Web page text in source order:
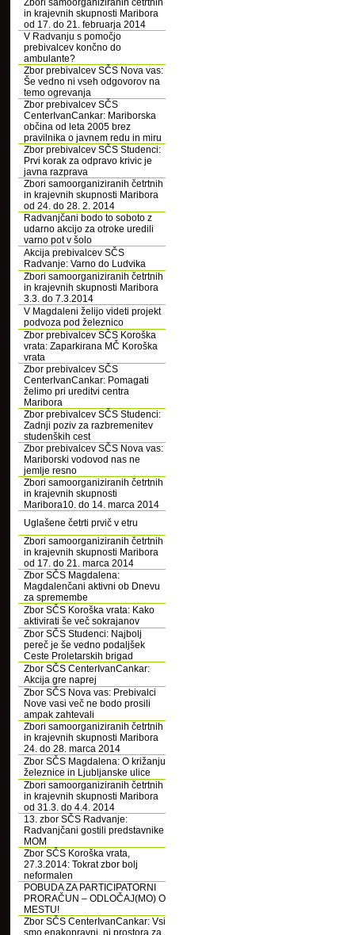
Zbori samoorganiziranih četrtnih
in krajevnih skupnosti Maribora
od 17. do 21. februarja 2014
V Radvanju s pomočjo
prebivalcev končno do
ambulante?
Zbor prebivalcev SČS Nova vas:
Še vedno ni vseh odgovorov na
temo ogrevanja
Zbor prebivalcev SČS
CenterIvanCankar: Mariborska
občina od leta 2005 brez
pravilnika o javnem redu in miru
Zbor prebivalcev SČS Studenci:
Prvi korak za odpravo krivic je
javna razprava
Zbori samoorganiziranih četrtnih
in krajevnih skupnosti Maribora
od 24. do 28. 2. 2014
Radvanjčani bodo to soboto z
udarno akcijo za otroke uredili
varno pot v šolo
Akcija prebivalcev SČS
Radvanje: Varno do Ludvika
Zbori samoorganiziranih četrtnih
in krajevnih skupnosti Maribora
3.3. do 7.3.2014
V Magdaleni želijo videti projekt
podvoza pod železnico
Zbor prebivalcev SČS Koroška
vrata: Zaparkirana MČ Koroška
vrata
Zbor prebivalcev SČS
CenterIvanCankar: Pomagati
želimo pri ureditvi centra
Maribora
Zbor prebivalcev SČS Studenci:
Zadnji poziv za razbremenitev
studenških cest
Zbor prebivalcev SČS Nova vas:
Mariborski vodovod nas ne
jemlje resno
Zbori samoorganiziranih četrtnih
in krajevnih skupnosti
Maribora10. do 14. marca 2014
Uglašene četrti prvič v etru
Zbori samoorganiziranih četrtnih
in krajevnih skupnosti Maribora
od 17. do 21. marca 2014
Zbor SČS Magdalena:
Magdalenčani aktivni ob Dnevu
za spremembe
Zbor SČS Koroška vrata: Kako
aktivirati še več sokrajanov
Zbor SČS Studenci: Najbolj
pereč je še vedno podaljšek
Ceste Proletarskih brigad
Zbor SČS CenterIvanCankar:
Akcija gre naprej
Zbor SČS Nova vas: Prebivalci
Nove vasi več ne bodo prosili
ampak zahtevali
Zbori samoorganiziranih četrtnih
in krajevnih skupnosti Maribora
24. do 28. marca 2014
Zbor SČS Magdalena: O križanju
železnice in Ljubljanske ulice
Zbori samoorganiziranih četrtnih
in krajevnih skupnosti Maribora
od 31.3. do 4.4. 2014
13. zbor SČS Radvanje:
Radvanjčani gostili predstavnike
MOM
Zbor SČS Koroška vrata,
27.3.2014: Tokrat zbor bolj
neformalen
POBUDA ZA PARTICIPATORNI
PRORAČUN – ODLOČAJ(MO) O
MESTU!
Zbor SČS CenterIvanCankar: Vsi
smo enakopravni, ni prostora za